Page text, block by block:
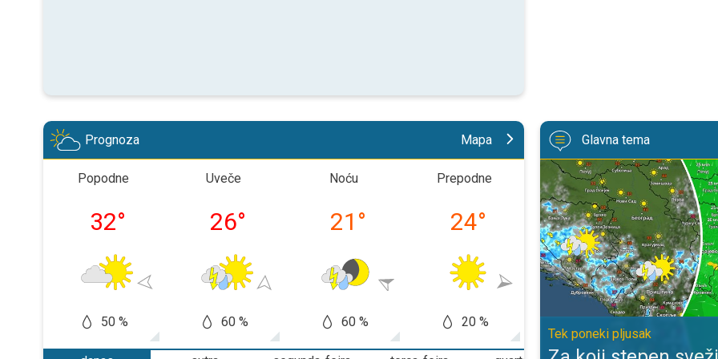
Prognoza Mapa
Popodne
32°
50 %
Uveče
26°
60 %
Noću
21 °
60 %
Prepodne
24°
20 %
Popodne
32°
50 %
24
Glavna tema
Za koji stepen svežije, uz
Tek poneki pljusak